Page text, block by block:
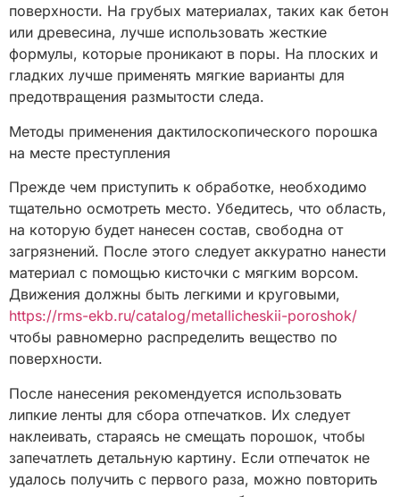
поверхности. На грубых материалах, таких как бетон
или древесина, лучше использовать жесткие
формулы, которые проникают в поры. На плоских и
гладких лучше применять мягкие варианты для
предотвращения размытости следа.
Методы применения дактилоскопического порошка
на месте преступления
Прежде чем приступить к обработке, необходимо
тщательно осмотреть место. Убедитесь, что область,
на которую будет нанесен состав, свободна от
загрязнений. После этого следует аккуратно нанести
материал с помощью кисточки с мягким ворсом.
Движения должны быть легкими и круговыми,
https://rms-ekb.ru/catalog/metallicheskii-poroshok/
чтобы равномерно распределить вещество по
поверхности.
После нанесения рекомендуется использовать
липкие ленты для сбора отпечатков. Их следует
наклеивать, стараясь не смещать порошок, чтобы
запечатлеть детальную картину. Если отпечаток не
удалось получить с первого раза, можно повторить